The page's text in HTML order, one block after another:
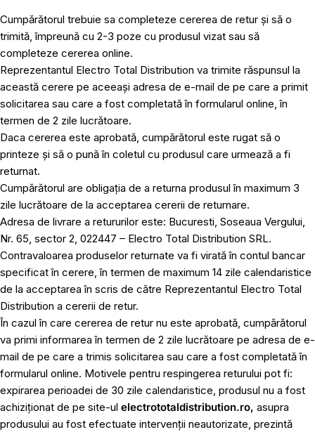
Cumpărătorul trebuie sa completeze cererea de retur și să o
trimită, împreună cu 2-3 poze cu produsul vizat sau să
completeze cererea online.
Reprezentantul Electro Total Distribution va trimite răspunsul la
această cerere pe aceeași adresa de e-mail de pe care a primit
solicitarea sau care a fost completată în formularul online, în
termen de 2 zile lucrătoare.
Daca cererea este aprobată, cumpărătorul este rugat să o
printeze și să o pună în coletul cu produsul care urmează a fi
returnat.
Cumpărătorul are obligația de a returna produsul în maximum 3
zile lucrătoare de la acceptarea cererii de returnare.
Adresa de livrare a retururilor este: Bucuresti, Soseaua Vergului,
Nr. 65, sector 2, 022447 – Electro Total Distribution SRL.
Contravaloarea produselor returnate va fi virată în contul bancar
specificat în cerere, în termen de maximum 14 zile calendaristice
de la acceptarea în scris de către Reprezentantul Electro Total
Distribution a cererii de retur.
În cazul în care cererea de retur nu este aprobată, cumpărătorul
va primi informarea în termen de 2 zile lucrătoare pe adresa de e-
mail de pe care a trimis solicitarea sau care a fost completată în
formularul online. Motivele pentru respingerea returului pot fi:
expirarea perioadei de 30 zile calendaristice, produsul nu a fost
achiziționat de pe site-ul electrototaldistribution.ro, asupra
produsului au fost efectuate intervenții neautorizate, prezintă